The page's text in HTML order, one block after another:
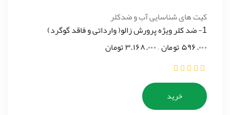
کیت های شناسایی آب و ضدکلر
1- ضد کلر ویژه پرورش زالو( وارداتی و فاقد گوگرد)
۵۹۶.۰۰۰تومان–۳.۱۶۸.۰۰۰تومان
خرید